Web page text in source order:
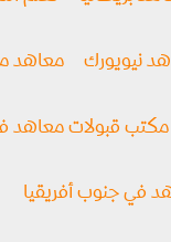
نيويورك معاهد
مكتب قبولات معاهد
في جنوب أفريقيا